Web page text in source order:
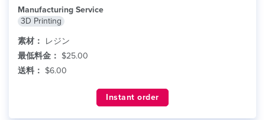
Manufacturing Service
3D Printing
素材：
レジン
最低料金： $25.00
送料： $6.00
Instant order